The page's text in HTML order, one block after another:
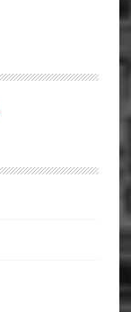
spännande
kan